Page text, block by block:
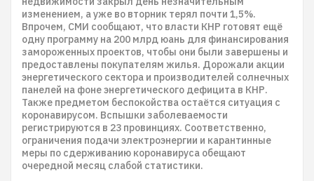
изменением, а уже во вторник терял почти 1,5%.
Впрочем, СМИ сообщают, что власти КНР готовят ещё
одну программу на 200 млрд юань для финансирования
замороженных проектов, чтобы они были завершены и
предоставлены покупателям жилья. Дорожали акции
энергетического сектора и производителей солнечных
панелей на фоне энергетического дефицита в КНР.
Также предметом беспокойства остаётся ситуация с
коронавирусом. Вспышки заболеваемости
регистрируются в 23 провинциях. Соответственно,
ограничения подачи электроэнергии и карантинные
меры по сдерживанию коронавируса обещают
очередной месяц слабой статистики.